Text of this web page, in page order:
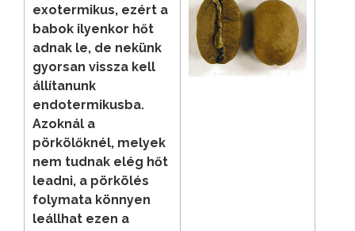
exotermikus, ezért a
babok ilyenkor hőt
adnak le, de nekünk
gyorsan vissza kell
állítanunk
endotermikusba.
Azoknál a
pörkölőknél, melyek
nem tudnak elég hőt
leadni, a pörkölés
folymata könnyen
leállhat ezen a